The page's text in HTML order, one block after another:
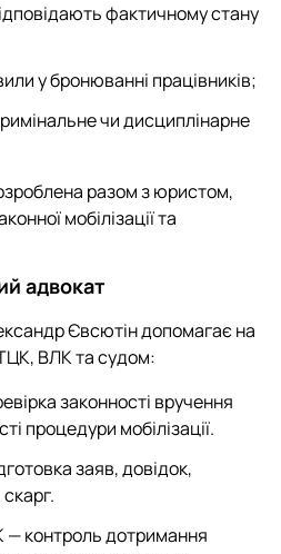
фактичному стану
у бронюванні працівників;
чи дисциплінарне
разом з юристом,
мобілізації та
адвокат
Євсютін допомагає на
ТЦК, ВЛК та судом:
законності вручення
процедури мобілізації.
заяв, довідок,
— контроль дотримання